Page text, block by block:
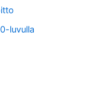
luvulla